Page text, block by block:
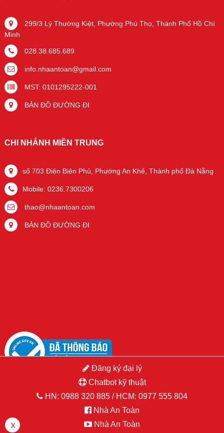
299/3 Lý Thường Kiệt, Phường Phú Thọ, Thành Phố Hồ Chí
Minh
028.38.685.689
info.nhaantoan@gmail.com
MST: 0101295222-001
BẢN ĐỒ ĐƯỜNG ĐI
CHI NHÁNH MIỀN TRUNG
số 703 Điện Biên Phủ, Phường An Khê, Thành phố Đà Nẵng
Mobile: 0236.7300206
thao@nhaantoan.com
BẢN ĐỒ ĐƯỜNG ĐI
Copyright © 2015 Hikvision.vn. All Right Reserved. Developed by
PSDesigner.net
Đăng ký đại lý
Chatbot kỹ thuật
HN: 0988 320 885 / HCM: 0977 555 804
Nhà An Toàn
Nhà An Toàn
X